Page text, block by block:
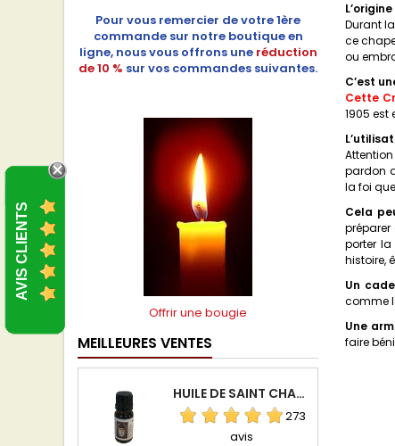
Pour vous remercier de votre 1ère
commande sur notre boutique en
ligne, nous vous offrons une réduction
de 10 % sur vos commandes suivantes.
Offrir une bougie
MEILLEURES VENTES
HUILE DE SAINT CHARBEL
273
avis
Durant
ce
ou
C’est
Cette
1905 est
pardon
la foi
Cela
préparer
porter la
histoire,
Un
comme
Une
faire
AVIS CLIENTS